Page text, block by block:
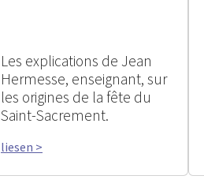
Les explications de Jean
Hermesse, enseignant, sur
les origines de la fête du
Saint-Sacrement.
liesen >